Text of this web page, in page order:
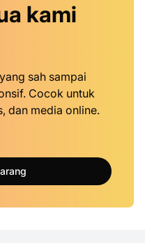
kami
sah sampai
Cocok untuk
dan media online.